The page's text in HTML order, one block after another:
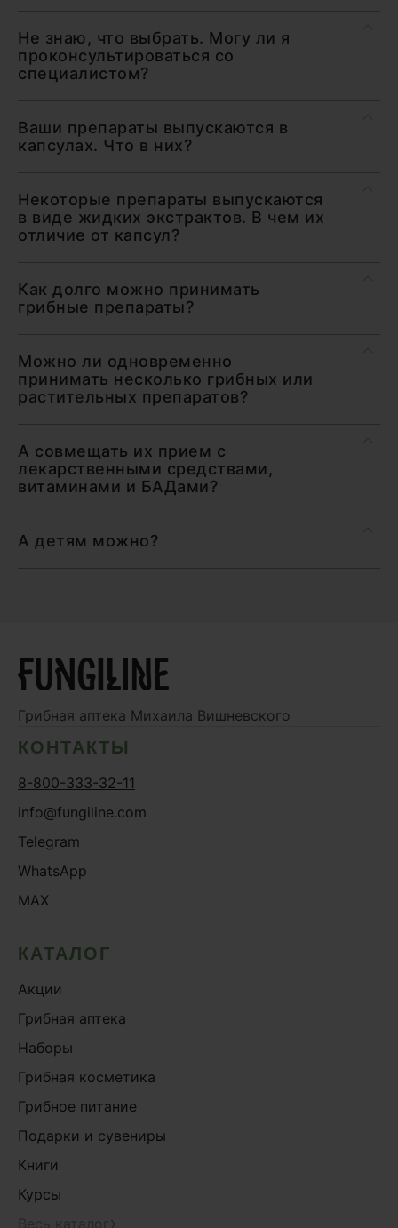
Не знаю, что выбрать. Могу ли я
проконсультироваться со
специалистом?
Ваши препараты выпускаются в
капсулах. Что в них?
Некоторые препараты выпускаются
в виде жидких экстрактов. В чем их
отличие от капсул?
Как долго можно принимать
грибные препараты?
Можно ли одновременно
принимать несколько грибных или
растительных препаратов?
А совмещать их прием с
лекарственными средствами,
витаминами и БАДами?
А детям можно?
Грибная аптека Михаила Вишневского
КОНТАКТЫ
8-800-333-32-11
info@fungiline.com
Telegram
WhatsApp
MAX
КАТАЛОГ
Акции
Грибная аптека
Наборы
Грибная косметика
Грибное питание
Подарки и сувениры
Книги
Курсы